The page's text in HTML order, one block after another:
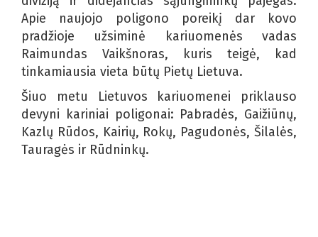
Apie naujojo poligono poreikį dar kovo
pradžioje užsiminė kariuomenės vadas
Raimundas Vaikšnoras, kuris teigė, kad
tinkamiausia vieta būtų Pietų Lietuva.
Šiuo metu Lietuvos kariuomenei priklauso
devyni kariniai poligonai: Pabradės, Gaižiūnų,
Kazlų Rūdos, Kairių, Rokų, Pagudonės, Šilalės,
Tauragės ir Rūdninkų.